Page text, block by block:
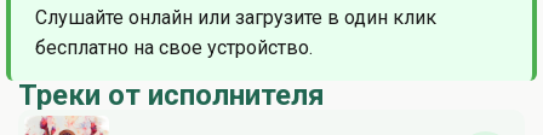
Слушайте онлайн или загрузите в один клик
бесплатно на свое устройство.
Треки от исполнителя